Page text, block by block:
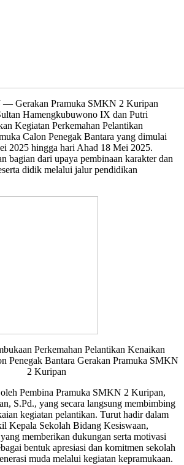
— Gerakan Pramuka SMKN 2 Kuripan
Hamengkubuwono IX dan Putri
Kegiatan Perkemahan Pelantikan
Calon Penegak Bantara yang dimulai
2025 hingga hari Ahad 18 Mei 2025.
bagian dari upaya pembinaan karakter dan
didik melalui jalur pendidikan
Perkemahan Pelantikan Kenaikan
Penegak Bantara Gerakan Pramuka SMKN
2 Kuripan
Pembina Pramuka SMKN 2 Kuripan,
S.Pd., yang secara langsung membimbing
kegiatan pelantikan. Turut hadir dalam
Kepala Sekolah Bidang Kesiswaan,
memberikan dukungan serta motivasi
bentuk apresiasi dan komitmen sekolah
muda melalui kegiatan kepramukaan.